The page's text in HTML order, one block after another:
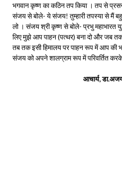
भगवान कृष्ण का कठिन तप किया । तप से
संजय से बोले- ये संजय! तुम्हारी तपस्या से मैं
लो । संजय श्री कृष्ण से बोले- प्रभु महाभारत
लिए मुझे आप पाहन (पत्थर) बना दो और जब
तब तक इसी हिमालय पर पाहन रूप में आप की
संजय को अपने शालग्राम रूप में परिवर्तित करके
आचार्य, डा.अजय